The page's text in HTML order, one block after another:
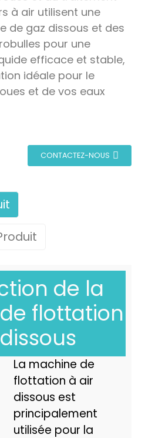
à air utilisent une
de gaz dissous et des
pour une
efficace et stable,
idéale pour le
et de vos eaux
CONTACTEZ-NOUS
de la
flottation
La machine de
flottation à air
dissous est
principalement
utilisée pour la